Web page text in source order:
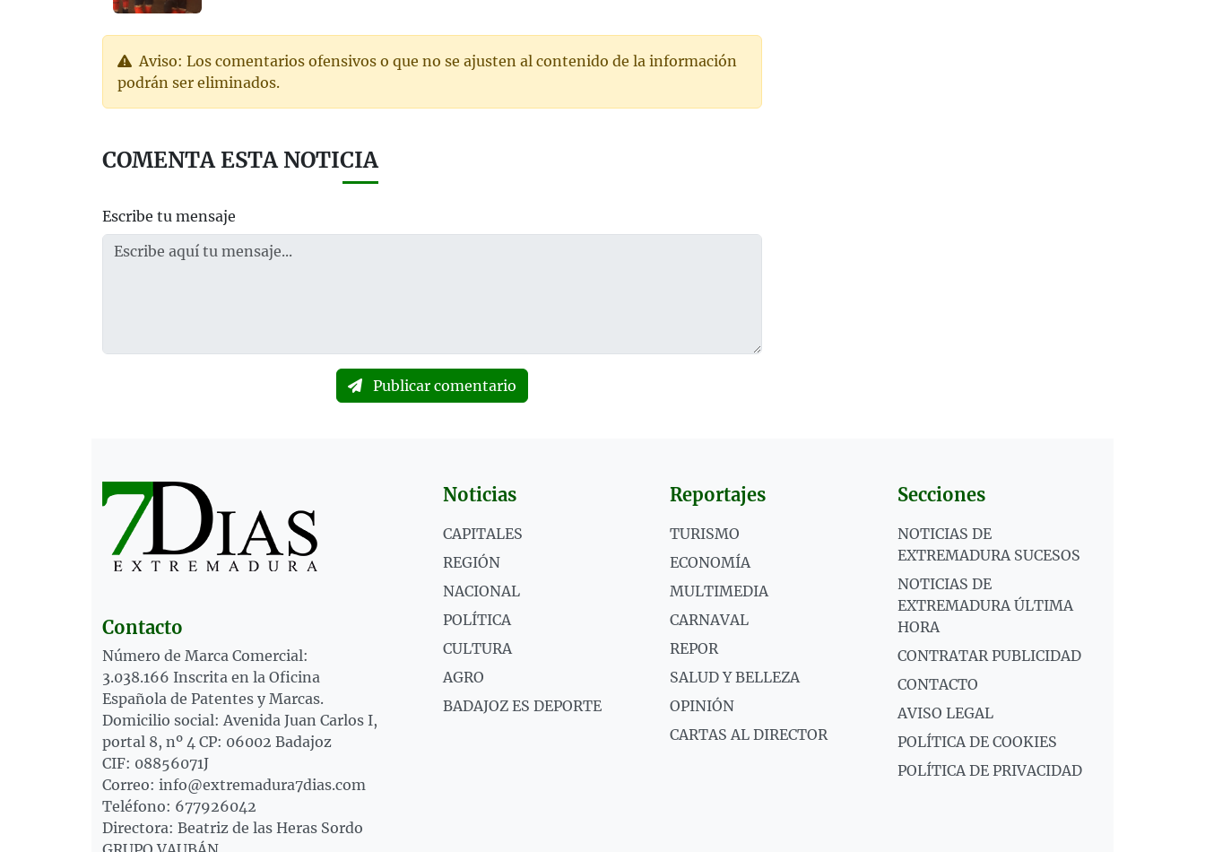
Aviso: Los comentarios ofensivos o que no se ajusten al contenido de la información
podrán ser eliminados.
COMENTA ESTA NOTICIA
Escribe tu mensaje
Publicar comentario
Contacto
Número de Marca Comercial:
3.038.166 Inscrita en la Oficina
Española de Patentes y Marcas.
Domicilio social: Avenida Juan Carlos I,
portal 8, nº 4 CP: 06002 Badajoz
CIF: 08856071J
Correo: info@extremadura7dias.com
Teléfono: 677926042
Directora: Beatriz de las Heras Sordo
Noticias
CAPITALES
REGIÓN
NACIONAL
POLÍTICA
CULTURA
AGRO
BADAJOZ ES DEPORTE
Reportajes
TURISMO
ECONOMÍA
MULTIMEDIA
CARNAVAL
REPOR
SALUD Y BELLEZA
OPINIÓN
CARTAS AL DIRECTOR
Secciones
NOTICIAS DE
EXTREMADURA SUCESOS
NOTICIAS DE
EXTREMADURA ÚLTIMA
HORA
CONTRATAR PUBLICIDAD
CONTACTO
AVISO LEGAL
POLÍTICA DE COOKIES
POLÍTICA DE PRIVACIDAD